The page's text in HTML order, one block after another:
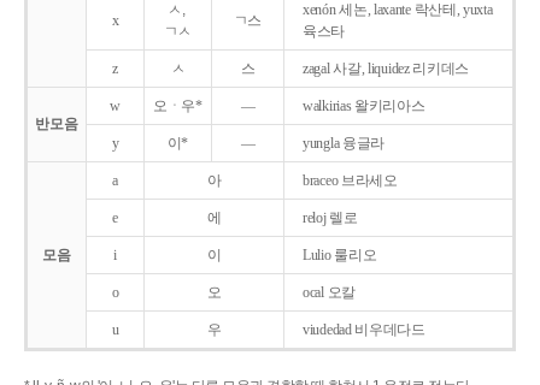
x
ㅅ,
ㄱㅅ
ㄱ스
xenón 세논, laxante 락산테, yuxta
육스타
z ㅅ 스 zagal 사갈, liquidez 리키데스
반모음
w 오ㆍ우* ― walkirias 왈키리아스
y 이* ― yungla 융글라
모음
a 아 braceo 브라세오
e 에 reloj 렐로
i 이 Lulio 룰리오
o 오 ocal 오칼
u 우 viudedad 비우데다드